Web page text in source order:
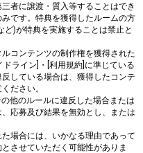
者に譲渡・質入等することはでき
です。特典を獲得したルームの方
ど)が特典を実施することは禁止と
コンテンツの制作権を獲得された
ライン]・[利用規約]に準じている
している場合は、獲得したコンテ
ださい。
他のルールに違反した場合または
応募及び結果を無効とし、または
場合には、いかなる理由であって
させていただく可能性がありま